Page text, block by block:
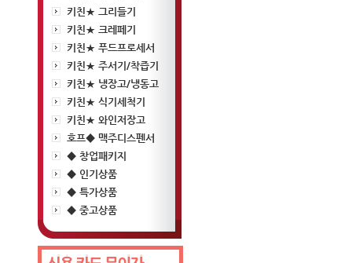
키친★ 그리들기
키친★ 크레페기
키친★ 푸드프로세서
키친★ 주서기/착즙기
키친★ 냉장고/냉동고
키친★ 식기세척기
키친★ 와인저장고
호프◆ 맥주디스펜서
◆ 창업패키지
◆ 인기상품
◆ 특가상품
◆ 중고상품